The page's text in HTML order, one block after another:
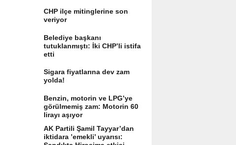
CHP ilçe mitinglerine son
veriyor
Belediye başkanı
tutuklanmıştı: İki CHP’li istifa
etti
Sigara fiyatlarına dev zam
yolda!
Benzin, motorin ve LPG’ye
görülmemiş zam: Motorin 60
lirayı aşıyor
AK Partili Şamil Tayyar’dan
iktidara ’emekli’ uyarısı: